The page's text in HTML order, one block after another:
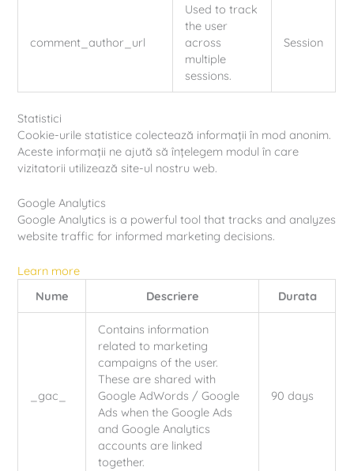
comment_author_url
Used to track
the user
across
multiple
sessions.
Session
Statistici
Cookie-urile statistice colectează informații în mod anonim.
Aceste informații ne ajută să înțelegem modul în care
vizitatorii utilizează site-ul nostru web.
Google Analytics
Google Analytics is a powerful tool that tracks and analyzes
website traffic for informed marketing decisions.
Learn more
Nume
Descriere Durata
_gac_
Contains information
related to marketing
campaigns of the user.
These are shared with
Google AdWords / Google
Ads when the Google Ads
and Google Analytics
accounts are linked
together.
90 days